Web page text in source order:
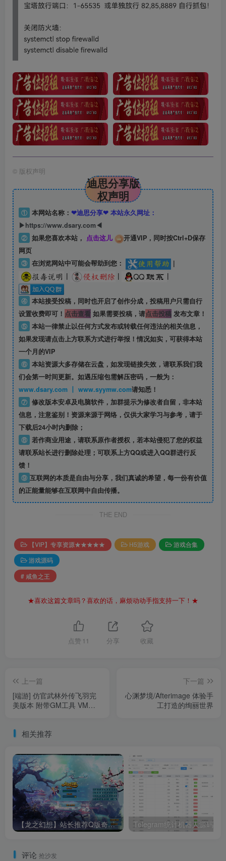
© 版权声明
迪思分享版
权声明
① 本网站名称： ❤迪思分享❤ 本站永久网址：
▶https://www.dsary.com◀
② 如果您喜欢本站， 点击这儿
开通VIP，同时按Ctrl+D保存
网页
③ 在浏览网站中可能会帮助到您：
|
|
| |
④ 本站接受投稿，同时也开启了创作分成，投稿用户只需自行
设置收费即可！ 点击查看如果需要投稿，请点击投稿发布文章！
⑤ 本站一律禁止以任何方式发布或转载任何违法的相关信息，
如果发现请点击上方联系方式进行举报！情况如实，可获得本站
一个月的VIP
⑥ 本站资源大多存储在云盘，如发现链接失效，请联系我们我
们会第一时间更新。如遇压缩包需解压密码，一般为：
www.dsary.com 丨 www.syymw.com请知悉！
⑦ 修改版本安卓及电脑软件，加群提示为修改者自留， 非本站
信息，注意鉴别！资源来源于网络，仅供大家学习与参考，请于
下载后24小时内删除；
⑧ 若作商业用途，请联系原作者授权，若本站侵犯了您的权益
请联系站长进行删除处理；可联系上方QQ或进入QQ群进行反
馈！
⑨ 互联网的本质是自由与分享，我们真诚的希望，每一份有价值
的正能量能够在互联网中自由传播。
THE END
【VIP】专享资源★★★★★ H5游戏
游戏合集
游戏源码
# 咸鱼之王
★喜欢这篇文章吗？喜欢的话，麻烦动动手指支持一下！★
点赞 11 分享 收藏
上一篇
[端游] 仿官武林外传飞羽完
美版本 附带GM工具 VM架
下一篇
心渊梦境/Afterimage 体验手
工打造的绚丽世界
相关推荐
【龙之幻想】站长推荐Q版奇幻RPG角色扮演游戏 – Win服务端源码视频架设教程（GM工具、外网搭建、完整PC客户端）
评论 抢沙发